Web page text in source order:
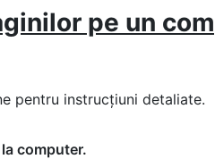
pe un
pentru instrucțiuni detaliate.
computer.